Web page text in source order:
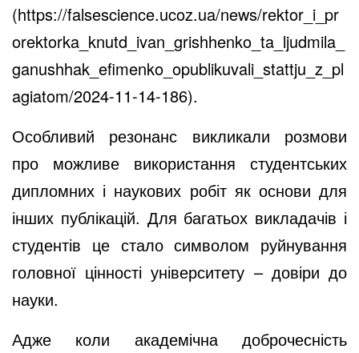
(https://falsescience.ucoz.ua/news/rektor_i_pr
orektorka_knutd_ivan_grishhenko_ta_ljudmila_
ganushhak_efimenko_opublikuvali_stattju_z_pl
agiatom/2024-11-14-186).
Особливий резонанс викликали розмови
про можливе використання студентських
дипломних і наукових робіт як основи для
інших публікацій. Для багатьох викладачів і
студентів це стало символом руйнування
головної цінності університету – довіри до
науки.
Адже коли академічна доброчесність